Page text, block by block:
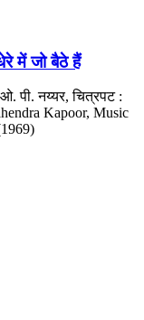
में जो बैठे हैं
पी. नय्यर, चित्रपट :
Kapoor, Music